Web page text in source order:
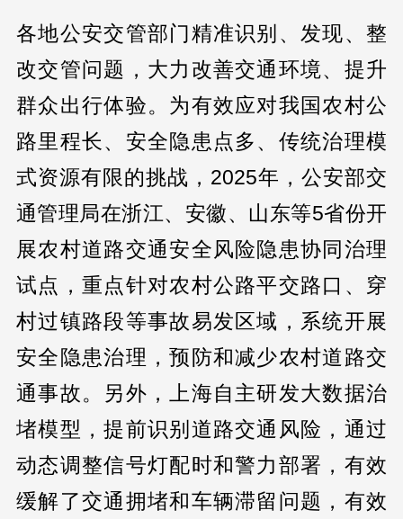
各地公安交管部门精准识别、发现、整
改交管问题，大力改善交通环境、提升
群众出行体验。为有效应对我国农村公
路里程长、安全隐患点多、传统治理模
式资源有限的挑战，2025年，公安部交
通管理局在浙江、安徽、山东等5省份开
展农村道路交通安全风险隐患协同治理
试点，重点针对农村公路平交路口、穿
村过镇路段等事故易发区域，系统开展
安全隐患治理，预防和减少农村道路交
通事故。另外，上海自主研发大数据治
堵模型，提前识别道路交通风险，通过
动态调整信号灯配时和警力部署，有效
缓解了交通拥堵和车辆滞留问题，有效